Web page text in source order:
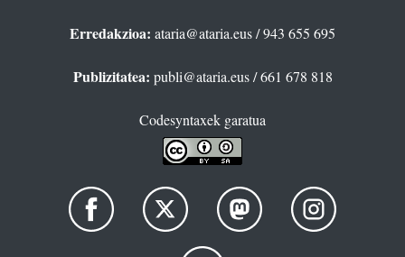
Erredakzioa: ataria@ataria.eus/ 943 655 695
Publizitatea: publi@ataria.eus/ 661 678 818
Codesyntaxek garatua